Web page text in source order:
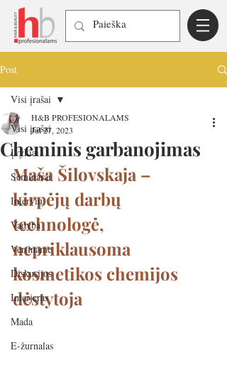
Post
Visi įrašai
Įvykiai
Seminarai
Interviu
Vadyba
Vertiname
Diskusijos
Interjeras
Mada
E-žurnalas
Visi įrašai
Cheminis garbanojimas
H&B PROFESIONALAMS
Jul 27, 2023
Maša Šilovskaja –
kirpėjų darbų
technologė,
nepriklausoma
kosmetikos chemijos
dėstytoja